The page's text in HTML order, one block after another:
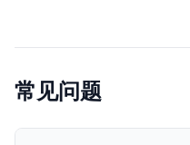
常见问题